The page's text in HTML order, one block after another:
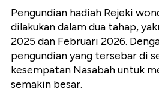
Pengundian hadiah Rejeki
dilakukan dalam dua tahap,
2025 dan Februari 2026.
pengundian yang tersebar di
kesempatan Nasabah untuk
semakin besar.